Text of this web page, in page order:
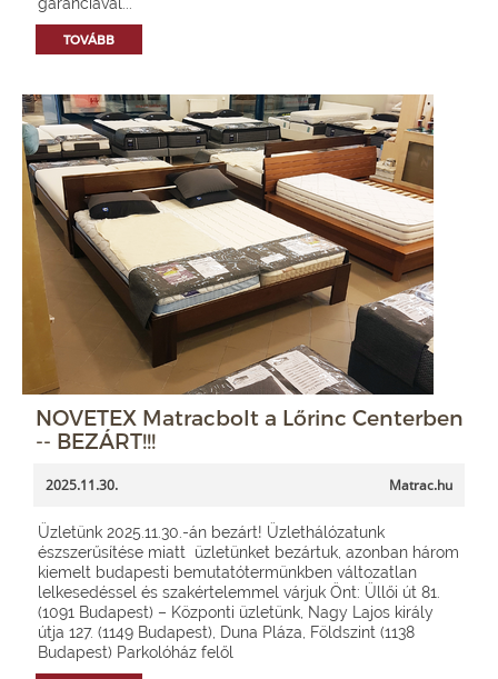
TOVÁBB
NOVETEX Matracbolt a Lőrinc Centerben
-- BEZÁRT!!!
2025.11.30. Matrac.hu
Üzletünk 2025.11.30.-án bezárt! Üzlethálózatunk
észszerűsítése miatt üzletünket bezártuk, azonban három
kiemelt budapesti bemutatótermünkben változatlan
lelkesedéssel és szakértelemmel várjuk Önt: Üllői út 81.
(1091 Budapest) – Központi üzletünk, Nagy Lajos király
útja 127. (1149 Budapest), Duna Pláza, Földszint (1138
Budapest) Parkolóház felől